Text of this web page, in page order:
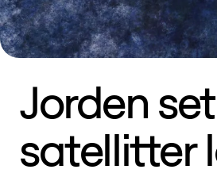
Jorden
satellitter